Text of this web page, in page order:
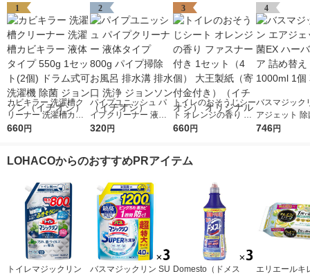
1
カビキラー 洗濯槽ク
リーナー 洗濯槽カビ
キラー 液体タイプ 55
ョンソン（イチオシ）
660円
2
パイプユニッシュ パ
イプクリーナー 液体
タイプ 800g パイプ掃
（イチオシ）
320円
3
トイレのおそうじシー
ト オレンジの香り フ
ァスナー付き 1セット
シ） オリジナル
660円
4
バスマジック
アジェット
ーバルクリア
746円
LOHACOからのおすすめPRアイテム
トイレマジックリン
バスマジックリン SU Domesto（ドメス
エリエールキ